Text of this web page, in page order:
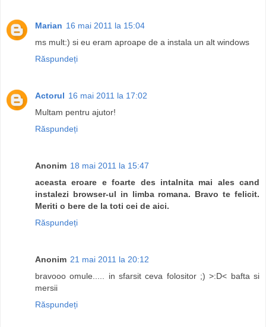
Marian 16 mai 2011 la 15:04
ms mult:) si eu eram aproape de a instala un alt windows
Răspundeți
Actorul 16 mai 2011 la 17:02
Multam pentru ajutor!
Răspundeți
Anonim 18 mai 2011 la 15:47
aceasta eroare e foarte des intalnita mai ales cand
instalezi browser-ul in limba romana. Bravo te felicit.
Meriti o bere de la toti cei de aici.
Răspundeți
Anonim 21 mai 2011 la 20:12
bravooo omule..... in sfarsit ceva folositor ;) >:D< bafta si
mersii
Răspundeți